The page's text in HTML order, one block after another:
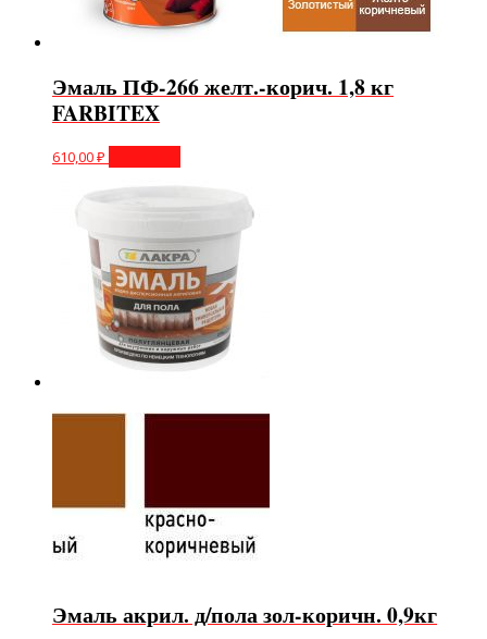
Эмаль ПФ-266 желт.-корич. 1,8 кг
FARBITEX
610,00₽
Эмаль акрил. д/пола зол-коричн. 0,9кг